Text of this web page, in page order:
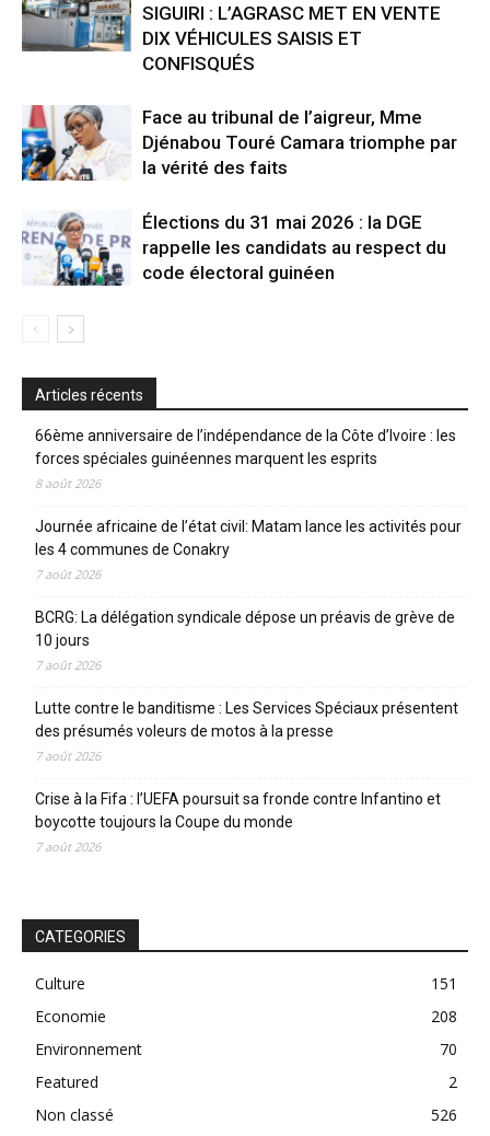
SIGUIRI : L’AGRASC MET EN VENTE
DIX VÉHICULES SAISIS ET
CONFISQUÉS
Face au tribunal de l’aigreur, Mme
Djénabou Touré Camara triomphe par
la vérité des faits
Élections du 31 mai 2026 : la DGE
rappelle les candidats au respect du
code électoral guinéen
Articles récents
66ème anniversaire de l’indépendance de la Côte d’Ivoire : les
forces spéciales guinéennes marquent les esprits
8 août 2026
Journée africaine de l’état civil: Matam lance les activités pour
les 4 communes de Conakry
7 août 2026
BCRG: La délégation syndicale dépose un préavis de grève de
10 jours
7 août 2026
Lutte contre le banditisme : Les Services Spéciaux présentent
des présumés voleurs de motos à la presse
7 août 2026
Crise à la Fifa : l’UEFA poursuit sa fronde contre Infantino et
boycotte toujours la Coupe du monde
7 août 2026
CATEGORIES
Culture
151
Economie
208
Environnement
70
Featured
2
Non classé
526